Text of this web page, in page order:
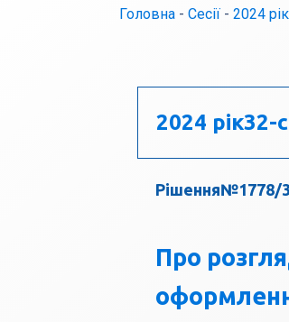
Головна - Сесії - 2024 рік
2024 рік32-
Рішення№1778/
Про